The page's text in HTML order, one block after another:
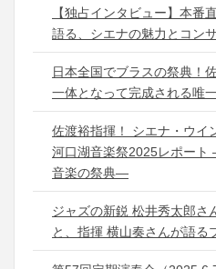
【独占インタビュー】本番
語る、シエナの魅力とコン
日本全国でブラスの祭典！
一体となって完成される唯
佐渡裕指揮！ シエナ・ウイ
河口湖音楽祭2025レポート
音楽の祭典―
ジャズの新鋭 松井秀太郎さ
と、指揮 横山奏さんが語る